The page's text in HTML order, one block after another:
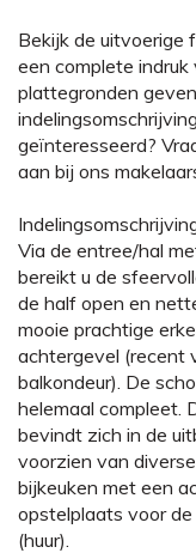
Bekijk de uitvoerige
een complete
plattegronden
geïnteresseerd?
aan bij ons
Via de entree/hal
bereikt u de
de half open en
mooie prachtige
achtergevel (recent
balkondeur). De
helemaal compleet.
bevindt zich in de
voorzien van
bijkeuken met een
opstelplaats voor
(huur).